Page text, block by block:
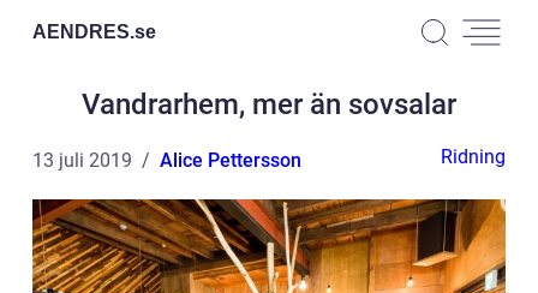
AENDRES.se
Vandrarhem, mer än sovsalar
13 juli 2019 Alice Pettersson Ridning